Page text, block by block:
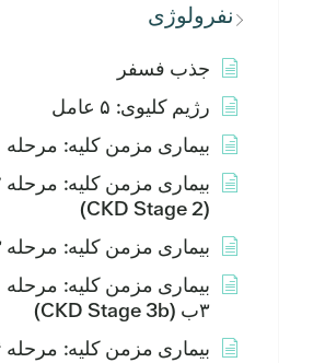
نفرولوژی
جذب فسفر
رژیم کلیوی: ۵ عامل
بیماری مزمن کلیه: مرحله ۱
(CKD Stage 2)
بیماری مزمن کلیه: مرحله ۳آ
بیماری مزمن کلیه: مرحله
۳ب (CKD Stage 3b)
بیماری مزمن کلیه: مرحله ۴